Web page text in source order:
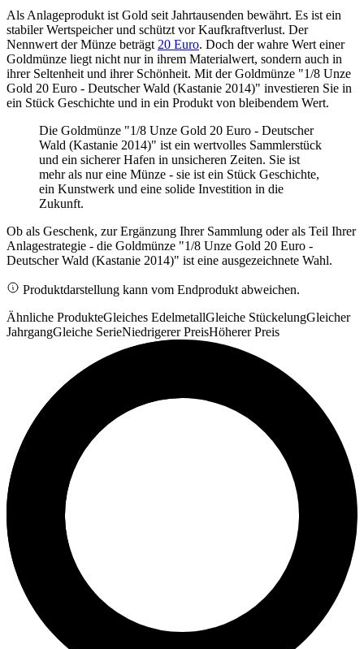
Als Anlageprodukt ist Gold seit Jahrtausenden bewährt. Es ist ein
stabiler Wertspeicher und schützt vor Kaufkraftverlust. Der
Nennwert der Münze beträgt 20 Euro. Doch der wahre Wert einer
Goldmünze liegt nicht nur in ihrem Materialwert, sondern auch in
ihrer Seltenheit und ihrer Schönheit. Mit der Goldmünze "1/8 Unze
Gold 20 Euro - Deutscher Wald (Kastanie 2014)" investieren Sie in
ein Stück Geschichte und in ein Produkt von bleibendem Wert.
Die Goldmünze "1/8 Unze Gold 20 Euro - Deutscher
Wald (Kastanie 2014)" ist ein wertvolles Sammlerstück
und ein sicherer Hafen in unsicheren Zeiten. Sie ist
mehr als nur eine Münze - sie ist ein Stück Geschichte,
ein Kunstwerk und eine solide Investition in die
Zukunft.
Ob als Geschenk, zur Ergänzung Ihrer Sammlung oder als Teil Ihrer
Anlagestrategie - die Goldmünze "1/8 Unze Gold 20 Euro -
Deutscher Wald (Kastanie 2014)" ist eine ausgezeichnete Wahl.
Produktdarstellung kann vom Endprodukt abweichen.
Ähnliche ProdukteGleiches EdelmetallGleiche StückelungGleicher
JahrgangGleiche SerieNiedrigerer PreisHöherer Preis